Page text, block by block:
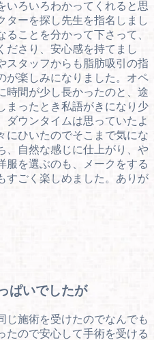
いろいろわかってくれると思
ターを探し先生を指名しまし
ことを分かって下さって、
ださり、安心感を持てまし
スタッフからも脂肪吸引の指
が楽しみになりました。オペ
時間が少し長かったのと、途
まったとき私語がきになり少
ダウンタイムは思っていたよ
にひいたのでそこまで気にな
、自然な感じに仕上がり、や
服を選ぶのも、メークをする
すごく楽しめました。ありが
ぱいでしたが
じ施術を受けたのでなんでも
たので安心して手術を受ける